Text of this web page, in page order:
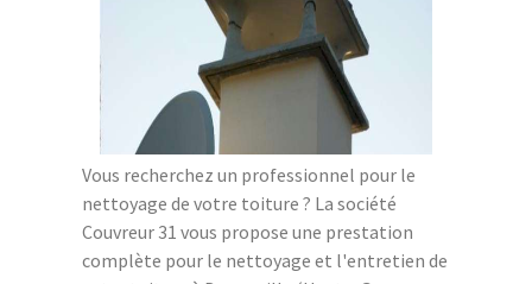
Vous recherchez un professionnel pour le
nettoyage de votre toiture ? La société
Couvreur 31 vous propose une prestation
complète pour le nettoyage et l'entretien de